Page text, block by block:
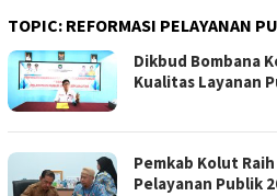
TOPIC: REFORMASI PELAYANAN
Dikbud Bombana
Kualitas Layanan
Pemkab Kolut
Pelayanan Publik